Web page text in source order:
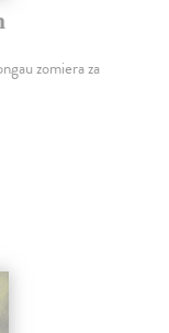
zomiera za